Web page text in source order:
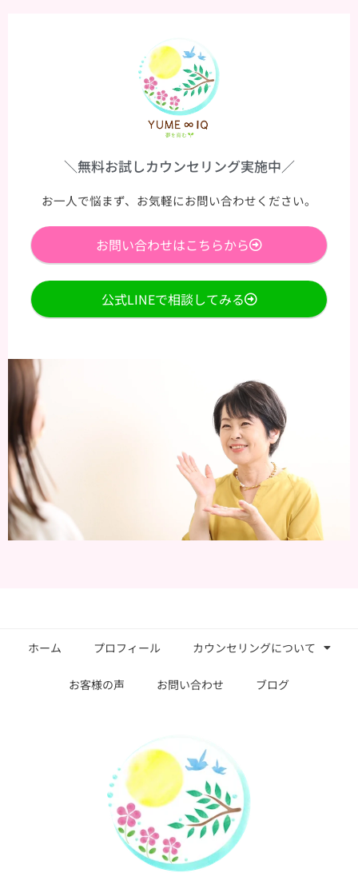
＼無料お試しカウンセリング実施中／
お一人で悩まず、お気軽にお問い合わせください。
お問い合わせはこちらから
公式LINEで相談してみる
ホーム プロフィール カウンセリングについて
お客様の声 お問い合わせ ブログ